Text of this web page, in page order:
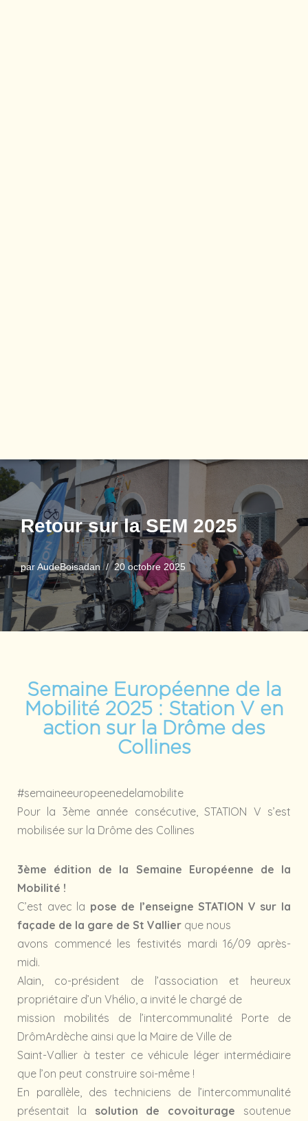
Retour sur la SEM 2025
parAudeBoisadan 20 octobre 2025
Semaine Européenne de la
Mobilité 2025 : Station V en
action sur la Drôme des
Collines
#semaineeuropeenedelamobilite
Pour la 3ème année consécutive, STATION V s’est
mobilisée sur la Drôme des Collines
3ème édition de la Semaine Européenne de la
Mobilité !
C’est avec la pose de l’enseigne STATION V sur la
façade de la gare de St Vallier que nous
avons commencé les festivités mardi 16/09 après-
midi.
Alain, co-président de l’association et heureux
propriétaire d’un Vhélio, a invité le chargé de
mission mobilités de l’intercommunalité Porte de
DrômArdèche ainsi que la Maire de Ville de
Saint-Vallier à tester ce véhicule léger intermédiaire
que l’on peut construire soi-même !
En parallèle, des techniciens de l’intercommunalité
présentait la solution de covoiturage soutenue